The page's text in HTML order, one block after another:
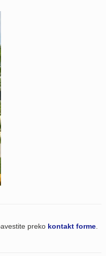
preko kontakt forme